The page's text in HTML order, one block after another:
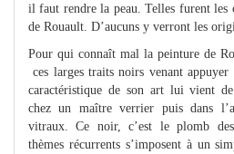
il faut rendre la peau. Telles furent les
de Rouault. D’aucuns y verront les
Pour qui connaît mal la peinture de
ces larges traits noirs venant
caractéristique de son art lui vient de
chez un maître verrier puis dans
vitraux. Ce noir, c’est le plomb
thèmes récurrents s’imposent à un